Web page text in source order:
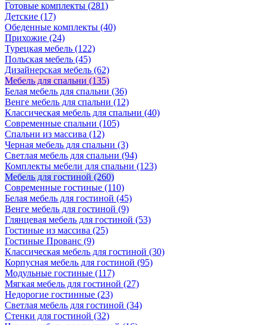
Готовые комплекты (281)
Детские (17)
Обеденные комплекты (40)
Прихожие (24)
Турецкая мебель (122)
Польская мебель (45)
Дизайнерская мебель (62)
Мебель для спальни (135)
Белая мебель для спальни (36)
Венге мебель для спальни (12)
Классическая мебель для спальни (40)
Современные спальни (105)
Спальни из массива (12)
Черная мебель для спальни (3)
Светлая мебель для спальни (94)
Комплекты мебели для спальни (123)
Мебель для гостиной (260)
Современные гостиные (110)
Белая мебель для гостиной (45)
Венге мебель для гостиной (9)
Глянцевая мебель для гостиной (53)
Гостиные из массива (25)
Гостиные Прованс (9)
Классическая мебель для гостиной (30)
Корпусная мебель для гостиной (95)
Модульные гостиные (117)
Мягкая мебель для гостиной (27)
Недорогие гостинные (23)
Светлая мебель для гостиной (34)
Стенки для гостиной (32)